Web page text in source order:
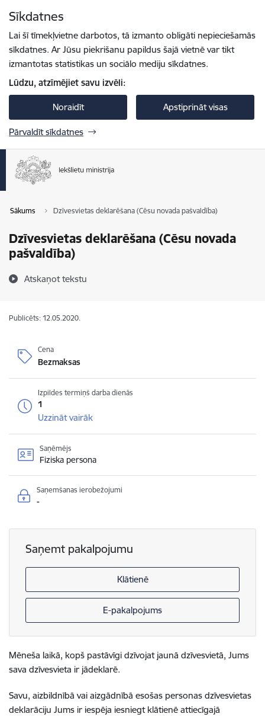
Sīkdatnes
Lai šī tīmekļvietne darbotos, tā izmanto obligāti nepieciešamās
sīkdatnes. Ar Jūsu piekrišanu papildus šajā vietnē var tikt
izmantotas statistikas un sociālo mediju sīkdatnes.
Lūdzu, atzīmējiet savu izvēli:
Noraidīt Apstiprināt visas
Pārvaldīt sīkdatnes
Sākums Dzīvesvietas deklarēšana (Cēsu novada pašvaldība)
Dzīvesvietas deklarēšana (Cēsu novada
pašvaldība)
Atskaņot tekstu
Publicēts: 12.05.2020.
Cena
Bezmaksas
Izpildes termiņš darba dienās
1
Uzzināt vairāk
Saņēmējs
Fiziska persona
Saņemšanas ierobežojumi
-
Saņemt pakalpojumu
Klātienē
E-pakalpojums
Mēneša laikā, kopš pastāvīgi dzīvojat jaunā dzīvesvietā, Jums
sava dzīvesvieta ir jādeklarē.
Savu, aizbildnībā vai aizgādnībā esošas personas dzīvesvietas
deklarāciju Jums ir iespēja iesniegt klātienē attiecīgajā